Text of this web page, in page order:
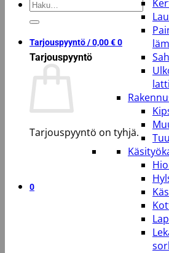
Etsi:
Tarjouspyyntö /0,00€0
Tarjouspyyntö
Tarjouspyyntö on tyhjä.
0